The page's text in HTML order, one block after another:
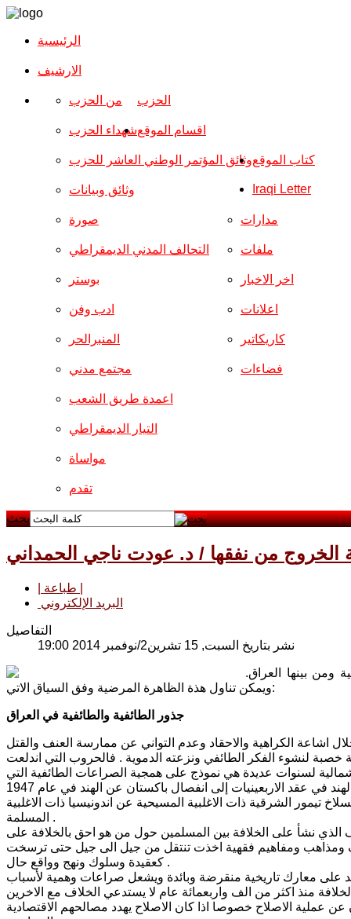
الرئيسية
الارشیف
الحزب من الحزب
شهداء الحزب
وثائق المؤتمر الوطني العاشر للحزب
وثائق وبيانات
اقسام الموقع
صورة
التحالف المدني الديمقراطي
بوستر
ادب وفن
المنبرالحر
مجتمع مدني
مدارات
ملفات
اخر الاخبار
اعلانات
كاريكاتير
فضاءات
اعمدة طريق الشعب
التيار الديمقراطي
مواساة
تقدم
كتاب الموقع
Iraqi Letter
بحث
الخروج من نفقها / د. عودت ناجي الحمداني
البريد الإلكتروني
التفاصيل
نشر بتاريخ السبت, 15 تشرين2/نوفمبر 2014 19:00
ومن بينها العراق.
ويمكن تناول هذة الظاهرة المرضية وفق السياق الاتي:
جذور الطائفية والطائفية في العراق
اشاعة الكراهية والاحقاد وعدم التواني عن ممارسة العنف والقتل
خصبة لنشوء الفكر الطائفي ونزعته الدموية . فالحروب التي اندلعت
لسنوات عديدة هي نموذج على همجية الصراعات الطائفية التي
دارت بين الطوائف المسيحية . وقد ادت الحرب الطائفية بين الهندوس والمسلمين بالهند في عقد الاربعينيات إلى انفصال باكستان عن الهند في عام 1947
قاد الصراع الطائفي الى انسلاخ تيمور الشرقية ذات الاغلبية المسيحية عن اندونيسيا ذات الاغلبية
المسلمة .
الذي نشأ على الخلافة بين المسلمين حول من هو احق بالخلافة على
ومذاهب ومفاهيم فقهية اخذت تنتقل من جيل الى جيل حتى ترسخت
كعقيدة وسلوك ونهج وواقع حال .
على معارك تاريخية منقرضة وبائدة ويشعل صراعات وهمية لأسباب
منذ اكثر من الف واربعمائة عام لا يستدعي الخلاف مع الاخرين
عملية الاصلاح خصوصا اذا كان الاصلاح يهدد مصالحهم الاقتصادية